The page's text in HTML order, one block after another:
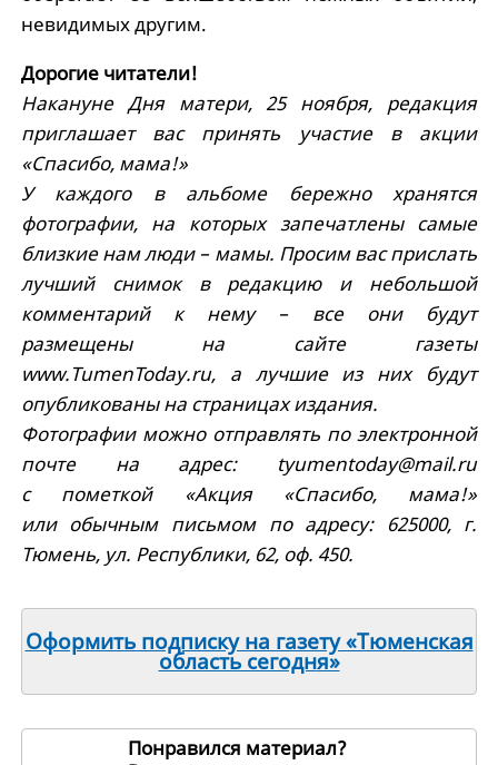
невидимых другим.
Дорогие читатели!
Накануне Дня матери, 25 ноября, редакция
приглашает вас принять участие в акции
«Спасибо, мама!»
У каждого в альбоме бережно хранятся
фотографии, на которых запечатлены самые
близкие нам люди – мамы. Просим вас прислать
лучший снимок в редакцию и небольшой
комментарий к нему – все они будут
размещены на сайте газеты
www.TumenToday.ru, а лучшие из них будут
опубликованы на страницах издания.
Фотографии можно отправлять по электронной
почте на адрес: tyumentoday@mail.ru
с пометкой «Акция «Спасибо, мама!»
или обычным письмом по адресу: 625000, г.
Тюмень, ул. Республики, 62, оф. 450.
Оформить подписку на газету «Тюменская
область сегодня»
Понравился материал?